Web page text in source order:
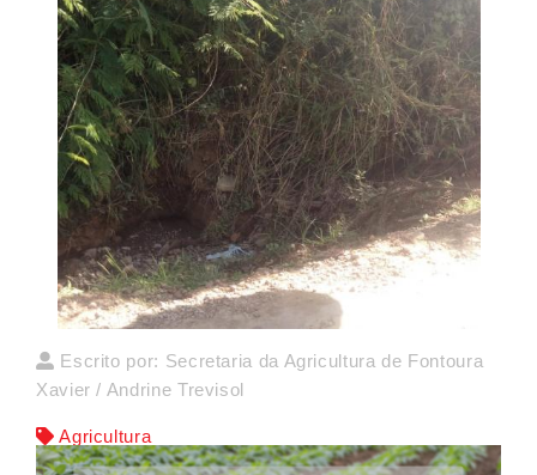
Escrito por: Secretaria da Agricultura de Fontoura
Xavier / Andrine Trevisol
Agricultura